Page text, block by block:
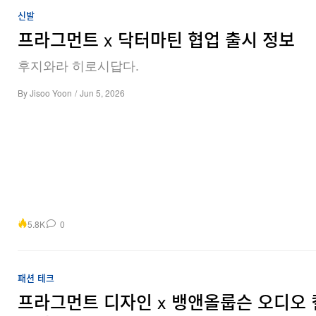
신발
프라그먼트 x 닥터마틴 협업 출시 정보
후지와라 히로시답다.
ByJisoo Yoon / Jun 5, 2026
5.8K 0
패션 테크
프라그먼트 디자인 x 뱅앤올룹슨 오디오